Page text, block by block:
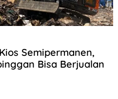
Semipermanen,
Bisa Berjualan